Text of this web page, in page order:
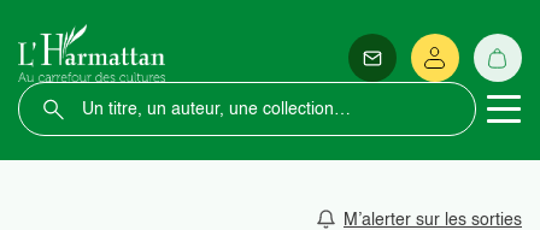
M’alerter sur les sorties